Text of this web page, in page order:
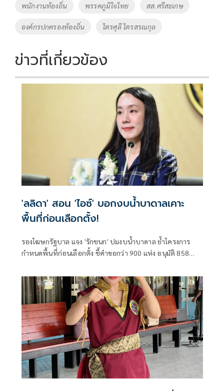
k
พนักงานท้องถิ่น พรรคภูมิใจไทย สส.ศรีสะเกษ
องค์กรปกครองท้องถิ่น ไตรศุลี ไตรสรณกุล
ข่าวที่เกี่ยวข้อง
'ลลิดา' สอน 'ไอซ์' บอกงบน้ำบาดาลเคาะ
พื้นที่ก่อนเลือกตั้ง!
รองโฆษกรัฐบาล แจง 'รักชนก' ปมงบน้ำบาดาล ย้ำโครงการ
กำหนดพื้นที่ก่อนเลือกตั้ง ชี้คำขอกว่า 900 แห่ง อนุมัติ 858